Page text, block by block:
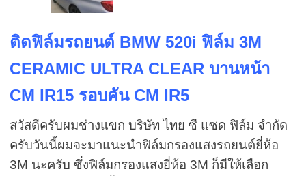
ติดฟิล์มรถยนต์ BMW 520iฟิล์ม3M
CERAMIC ULTRA CLEAR บานหน้า
CM IR15 รอบคัน CM IR5
สวัสดีครับผมช่างแขก บริษัท ไทย ซี แซด ฟิล์ม จำกัด
ครับวันนี้ผมจะมาแนะนำฟิล์มกรองแสงรถยนต์ยี่ห้อ
3M นะครับ ซึ่งฟิล์มกรองแสงยี่ห้อ 3M ก็มีให้เลือก